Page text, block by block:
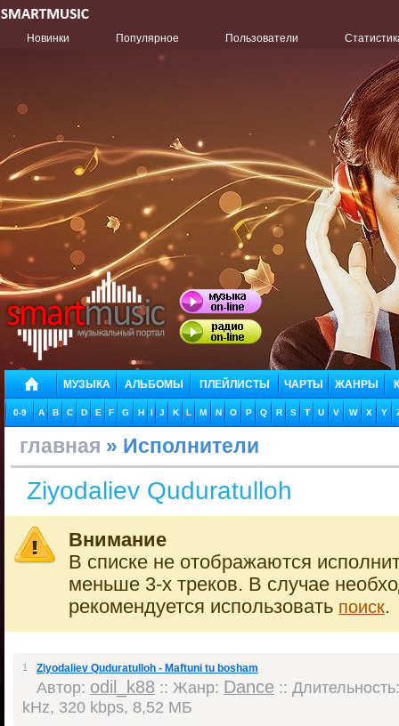
Новинки Популярное Пользователи
МУЗЫКА АЛЬБОМЫ ПЛЕЙЛИСТЫ ЧАРТЫ ЖАНРЫ
0-9 A B C D E F G H I J K L M N O P Q R S T U V W X Y
главная » Исполнители
Ziyodaliev Quduratulloh
Внимание
В списке не отображаются
меньше 3-х треков. В случае
рекомендуется использовать поиск.
1 Ziyodaliev Quduratulloh - Maftuni tu bosham
Автор: odil_k88 :: Жанр: Dance ::
kHz, 320 kbps, 8,52 МБ